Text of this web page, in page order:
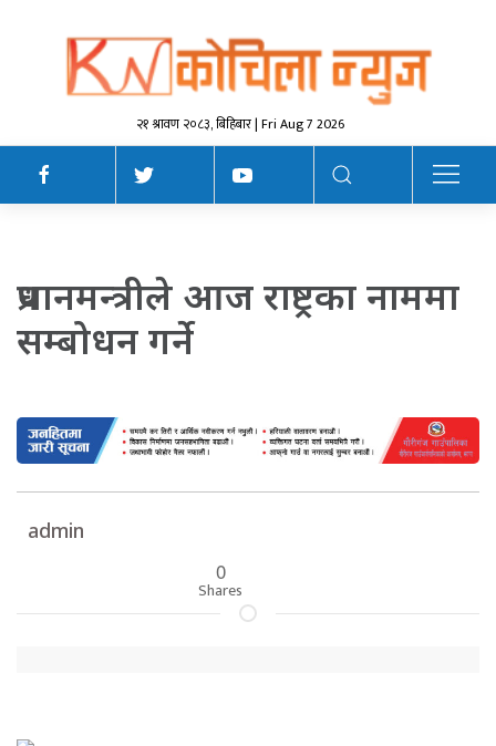
२१ श्रावण २०८३, बिहिबार | Fri Aug 7 2026
प्रधानमन्त्रीले आज राष्ट्रका नाममा
सम्बोधन गर्ने
admin
0
Shares